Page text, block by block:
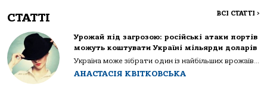
СТАТТІ ВСІ СТАТТІ >
Урожай під загрозою: російські атаки портів
можуть коштувати Україні мільярди доларів
Україна може зібрати один із найбільших врожаїв...
АНАСТАСІЯ КВІТКОВСЬКА